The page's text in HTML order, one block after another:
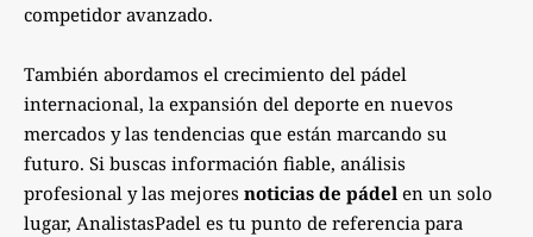
competidor avanzado.
También abordamos el crecimiento del pádel
internacional, la expansión del deporte en nuevos
mercados y las tendencias que están marcando su
futuro. Si buscas información fiable, análisis
profesional y las mejores noticias de pádel en un solo
lugar, AnalistasPadel es tu punto de referencia para